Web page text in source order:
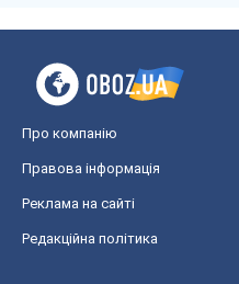
Про компанію
Правова інформація
Реклама на сайті
Редакційна політика